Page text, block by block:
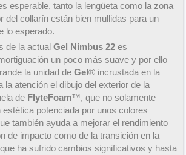
esperable, tanto la lengüeta como la zona
del collarín están bien mullidas para un
lo esperado.
de la actual Gel Nimbus 22 es
un poco más suave y por ello
la unidad de Gel® incrustada en la
la atención el dibujo del exterior de la
de FlyteFoam™, que no solamente
potenciada por unos colores
también ayuda a mejorar el rendimiento
de impacto como de la transición en la
ha sufrido cambios significativos y hasta